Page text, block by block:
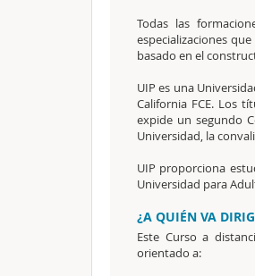
Todas las
especializaciones
basado en el
UIP es una
California FCE. Los
expide un segundo
Universidad, la
UIP proporciona
Universidad para
¿A QUIÉN VA
Este Curso a
orientado a: